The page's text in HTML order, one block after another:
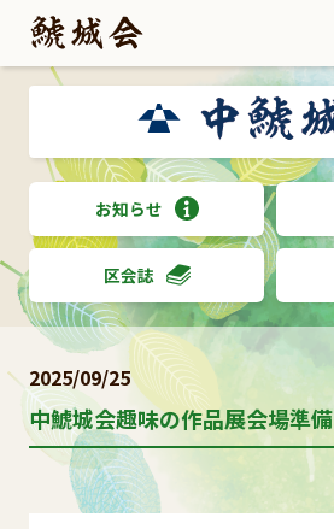
お知らせ
区会誌
2025/09/25
中鯱城会趣味の作品展会場準備